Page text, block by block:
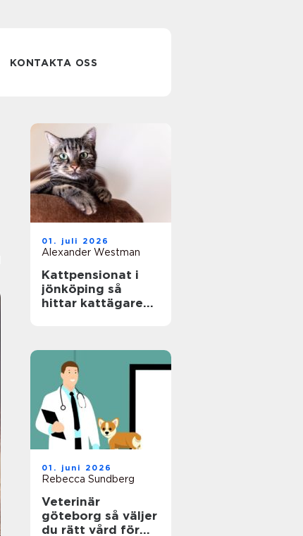
KONTAKTA OSS
01. juli 2026
Alexander Westman
Kattpensionat i
jönköping så
hittar kattägare
01. juni 2026
Rebecca Sundberg
Veterinär
göteborg så väljer
du rätt vård för